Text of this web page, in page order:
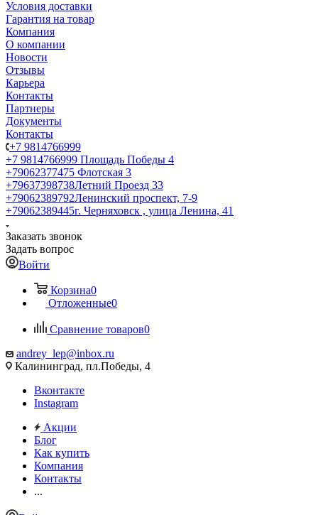
Условия доставки
Гарантия на товар
Компания
О компании
Новости
Отзывы
Карьера
Контакты
Партнеры
Документы
Контакты
+7 9814766999
+7 9814766999 Площадь Победы 4
+79062377475 Флотская 3
+79637398738Летний Проезд 33
+79062389792Ленинский проспект, 7-9
+79062389445г. Черняховск , улица Ленина, 41
Заказать звонок
Задать вопрос
Войти
Корзина0
Отложенные0
Сравнение товаров0
andrey_lep@inbox.ru
Калининград, пл.Победы, 4
Вконтакте
Instagram
Акции
Блог
Как купить
Компания
Контакты
...